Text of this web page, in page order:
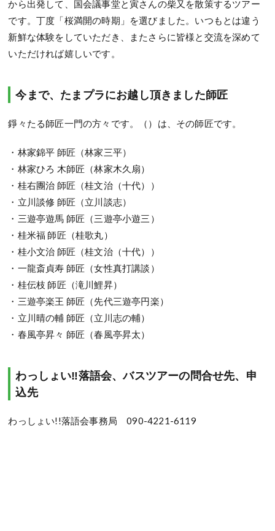
から出発して、国会議事堂と寅さんの柴又を散策するツアー
です。丁度「桜満開の時期」を選びました。いつもとは違う
新鮮な体験をしていただき、またさらに皆様と交流を深めて
いただければ嬉しいです。
今まで、たまプラにお越し頂きました師匠
錚々たる師匠一門の方々です。（）は、その師匠です。
・林家錦平 師匠（林家三平）
・林家ひろ 木師匠（林家木久扇）
・桂右團治 師匠（桂文治（十代））
・立川談修 師匠（立川談志）
・三遊亭遊馬 師匠（三遊亭小遊三）
・桂米福 師匠（桂歌丸）
・桂小文治 師匠（桂文治（十代））
・一龍斎貞寿 師匠（女性真打講談）
・桂伝枝 師匠（滝川鯉昇）
・三遊亭楽王 師匠（先代三遊亭円楽）
・立川晴の輔 師匠（立川志の輔）
・春風亭昇々 師匠（春風亭昇太）
わっしょい‼落語会、バスツアーの問合せ先、申
込先
わっしょい!!落語会事務局 090-4221-6119